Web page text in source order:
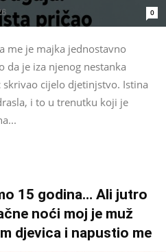
0
me je majka jednostavno
da je iza njenog nestanka
cijelo djetinjstvo. Istina
i to u trenutku koji je
15 godina… Ali jutro
noći moj je muž
djevica i napustio me